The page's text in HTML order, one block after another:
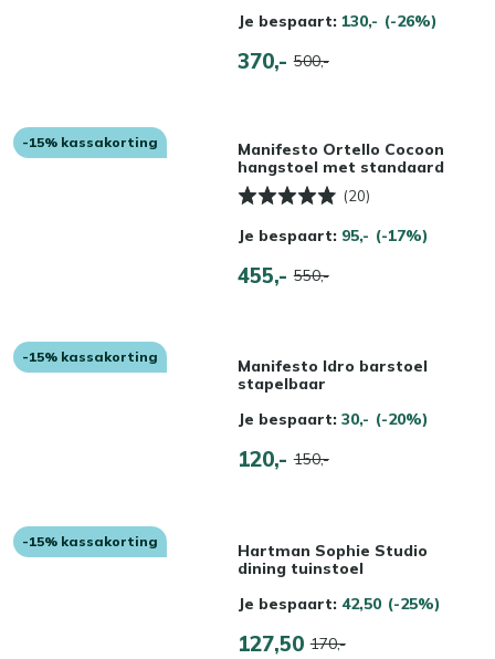
Je bespaart: 130,- (-26%)
370,- 500,-
-15% kassakorting
Manifesto Ortello Cocoon
hangstoel met standaard
(20)
Je bespaart: 95,- (-17%)
455,- 550,-
-15% kassakorting
Manifesto Idro barstoel
stapelbaar
Je bespaart: 30,- (-20%)
120,- 150,-
-15% kassakorting
Hartman Sophie Studio
dining tuinstoel
Je bespaart: 42,50 (-25%)
127,50 170,-